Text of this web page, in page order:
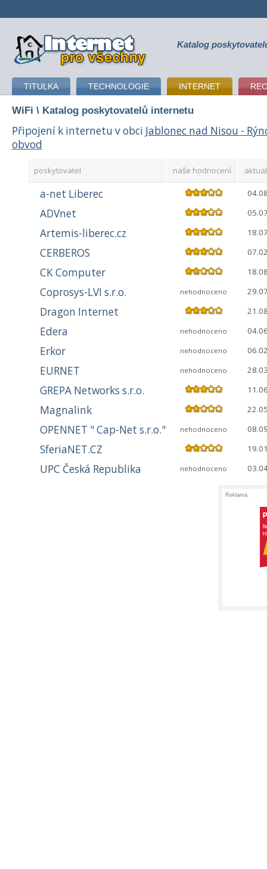
připojení k internetu Katalog
TITULKA TECHNOLOGIE INTERNET
WiFi \ Katalog poskytovatelů internetu
Připojení k internetu v obci Jablonec nad Nisou -
obvod
poskytovatel naše hodnocení
a-net Liberec
ADVnet
Artemis-liberec.cz
CERBEROS
CK Computer
Coprosys-LVI s.r.o. nehodnoceno
Dragon Internet
Edera nehodnoceno
Erkor nehodnoceno
EURNET nehodnoceno
GREPA Networks s.r.o.
Magnalink
OPENNET " Cap-Net s.r.o." nehodnoceno
SferiaNET.CZ
UPC Česká Republika nehodnoceno
Reklama: